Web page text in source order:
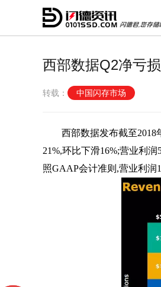
西部数据Q2净亏
转载： 中国闪存市场
西部数据发布截至2018
21%,环比下滑16%;营业利
照GAAP会计准则,营业利润